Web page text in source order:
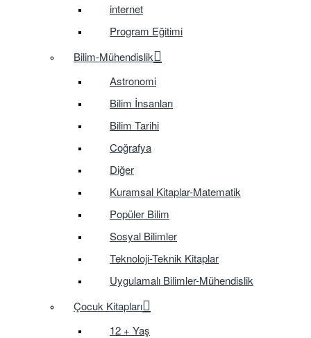
internet
Program Eğitimi
Bilim-Mühendislik
Astronomi
Bilim İnsanları
Bilim Tarihi
Coğrafya
Diğer
Kuramsal Kitaplar-Matematik
Popüler Bilim
Sosyal Bilimler
Teknoloji-Teknik Kitaplar
Uygulamalı Bilimler-Mühendislik
Çocuk Kitapları
12 + Yaş